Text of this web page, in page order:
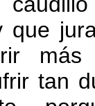
que
tan